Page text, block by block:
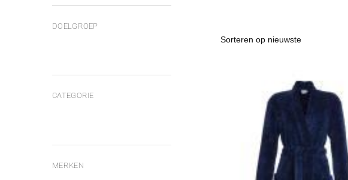
DOELGROEP
CATEGORIE
MERKEN